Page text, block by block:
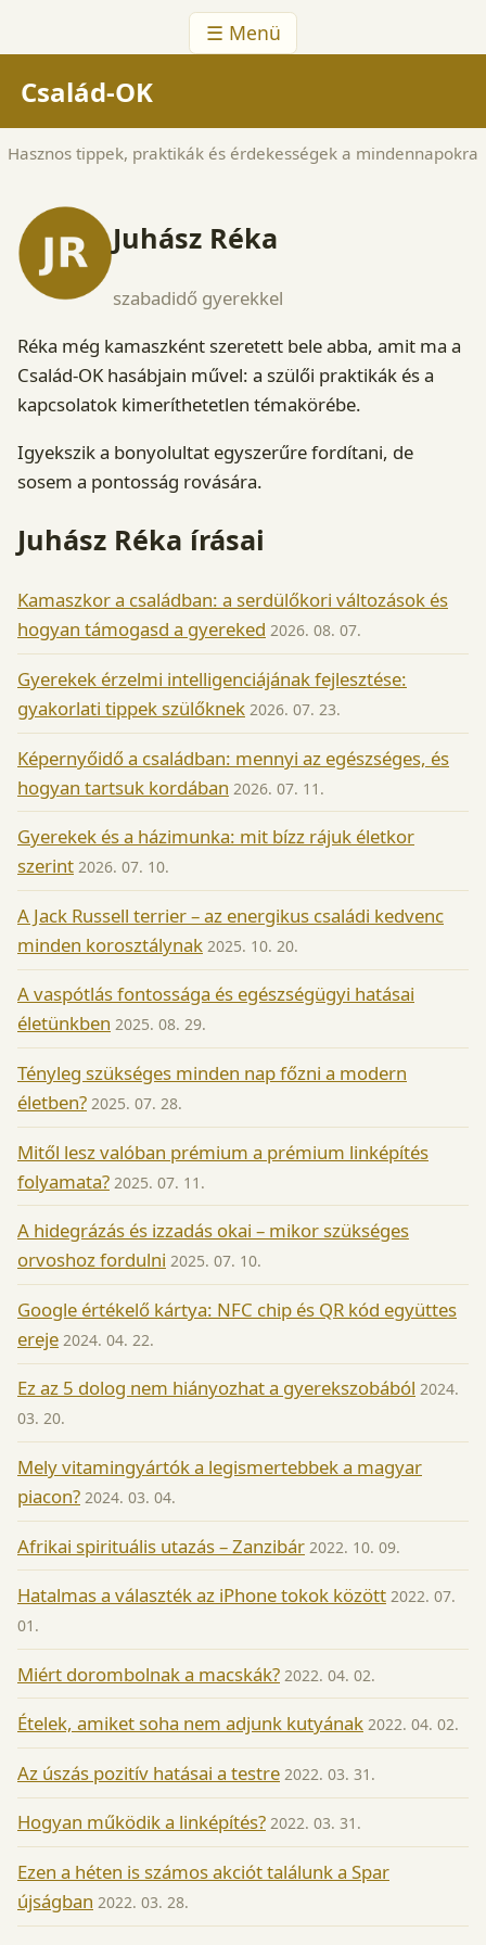
☰ Menü
Család-OK
Hasznos tippek, praktikák és érdekességek a mindennapokra
Juhász Réka
szabadidő gyerekkel
Réka még kamaszként szeretett bele abba, amit ma a
Család-OK hasábjain művel: a szülői praktikák és a
kapcsolatok kimeríthetetlen témakörébe.
Igyekszik a bonyolultat egyszerűre fordítani, de
sosem a pontosság rovására.
Juhász Réka írásai
Kamaszkor a családban: a serdülőkori változások és
hogyan támogasd a gyereked 2026. 08. 07.
Gyerekek érzelmi intelligenciájának fejlesztése:
gyakorlati tippek szülőknek 2026. 07. 23.
Képernyőidő a családban: mennyi az egészséges, és
hogyan tartsuk kordában 2026. 07. 11.
Gyerekek és a házimunka: mit bízz rájuk életkor
szerint 2026. 07. 10.
A Jack Russell terrier – az energikus családi kedvenc
minden korosztálynak 2025. 10. 20.
A vaspótlás fontossága és egészségügyi hatásai
életünkben 2025. 08. 29.
Tényleg szükséges minden nap főzni a modern
életben? 2025. 07. 28.
Mitől lesz valóban prémium a prémium linképítés
folyamata? 2025. 07. 11.
A hidegrázás és izzadás okai – mikor szükséges
orvoshoz fordulni 2025. 07. 10.
Google értékelő kártya: NFC chip és QR kód együttes
ereje 2024. 04. 22.
Ez az 5 dolog nem hiányozhat a gyerekszobából 2024.
03. 20.
Mely vitamingyártók a legismertebbek a magyar
piacon? 2024. 03. 04.
Afrikai spirituális utazás – Zanzibár 2022. 10. 09.
Hatalmas a választék az iPhone tokok között 2022. 07.
01.
Miért dorombolnak a macskák? 2022. 04. 02.
Ételek, amiket soha nem adjunk kutyának 2022. 04. 02.
Az úszás pozitív hatásai a testre 2022. 03. 31.
Hogyan működik a linképítés? 2022. 03. 31.
Ezen a héten is számos akciót találunk a Spar
újságban 2022. 03. 28.